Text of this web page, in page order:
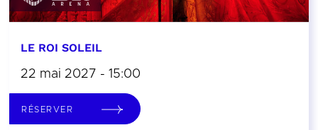
LE ROI SOLEIL
22 mai 2027 - 15:00
RÉSERVER